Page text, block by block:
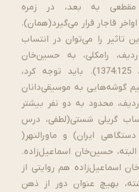
مقطعی به بعد، در زمره
قاجار قرار می‌گیرد(همان).
تاثیر را می‌توان در انتساب
رامکلی، به حسین‌خان
اسماعیل‌زاده دانست(طلایی، 1374:125). باید توجه کرد،
گوشه‌هایی به موسیقی‌دانان
محدود به دو نفر بیشتر
گریلی شستی(لطفی، درس
ایران) و ماورالنهر(
به او، و البته، حسین‌خان اسماعیل‌زاده.
اسماعیل‌زاده هم روایتی از
بهیچ عنوان دور از ذهن